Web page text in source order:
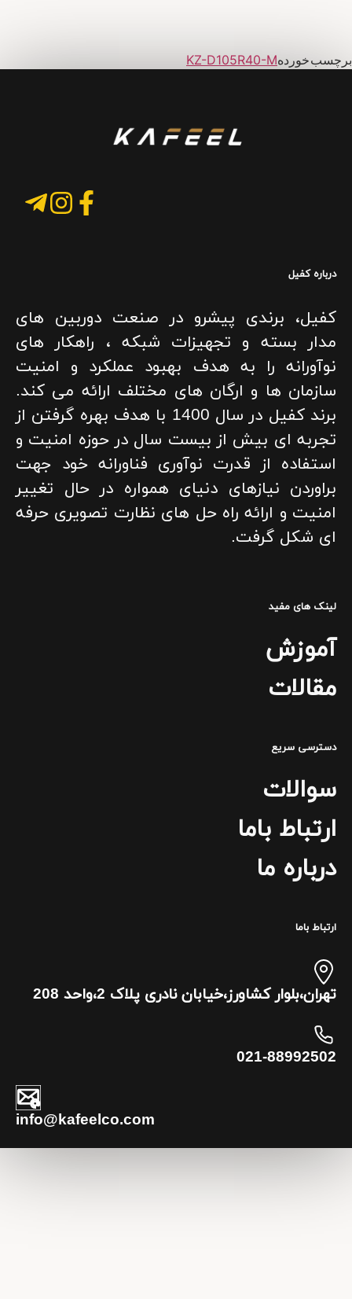
برچسب خوردهKZ-D105R40-M
درباره کفیل
کفیل، برندی پیشرو در صنعت دوربین های
مدار بسته و تجهیزات شبکه ، راهکار های
نوآورانه را به هدف بهبود عملکرد و امنیت
سازمان ها و ارگان های مختلف ارائه می کند.
برند کفیل در سال 1400 با هدف بهره گرفتن از
تجربه ای بیش از بیست سال در حوزه امنیت و
استفاده از قدرت نوآوری فناورانه خود جهت
براوردن نیازهای دنیای همواره در حال تغییر
امنیت و ارائه راه حل های نظارت تصویری حرفه
ای شکل گرفت.
لینک های مفید
آموزش
مقالات
دسترسی سریع
سوالات
ارتباط باما
درباره ما
ارتباط باما
تهران،بلوار کشاورز،خیابان نادری پلاک 2،واحد 208
021-88992502
info@kafeelco.com